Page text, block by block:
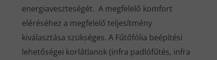
energiaveszteségét. A megfelelő komfort
eléréséhez a megfelelő teljesítmény
kiválasztása szükséges. A Fűtőfólia beépítési
lehetőségei korlátlanok (infra padlófűtés, infra